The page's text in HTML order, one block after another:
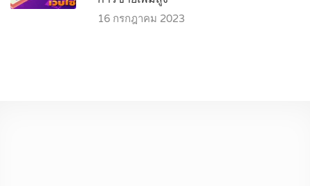
16 กรกฎาคม 2023